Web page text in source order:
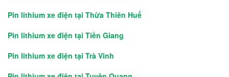
Pin lithium xe điện tại Thừa Thiên Huế
Pin lithium xe điện tại Tiền Giang
Pin lithium xe điện tại Trà Vinh